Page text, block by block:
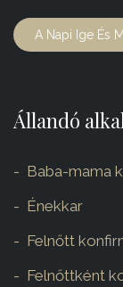
A Napi Ige És
Állandó
Baba-mama
Énekkar
Felnőtt
Felnőttként